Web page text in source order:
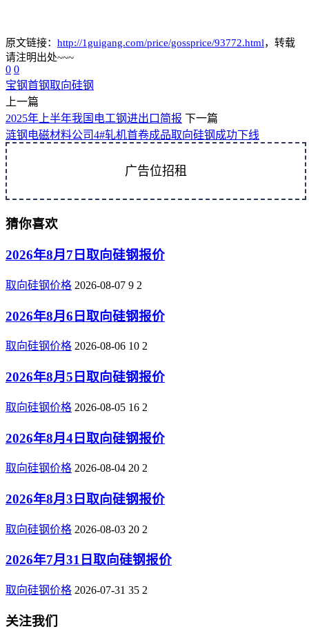
原文链接： http://1guigang.com/price/gossprice/93772.html，转载
请注明出处~~~
0 0
宝钢首钢取向硅钢
上一篇
2025年上半年我国电工钢进出口简报 下一篇
涟钢电磁材料公司4#轧机首卷成品取向硅钢成功下线
广告位招租
猜你喜欢
2026年8月7日取向硅钢报价
取向硅钢价格 2026-08-07 9 2
2026年8月6日取向硅钢报价
取向硅钢价格 2026-08-06 10 2
2026年8月5日取向硅钢报价
取向硅钢价格 2026-08-05 16 2
2026年8月4日取向硅钢报价
取向硅钢价格 2026-08-04 20 2
2026年8月3日取向硅钢报价
取向硅钢价格 2026-08-03 20 2
2026年7月31日取向硅钢报价
取向硅钢价格 2026-07-31 35 2
关注我们